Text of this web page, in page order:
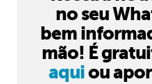
no seu
bem
mão! É
aquiou